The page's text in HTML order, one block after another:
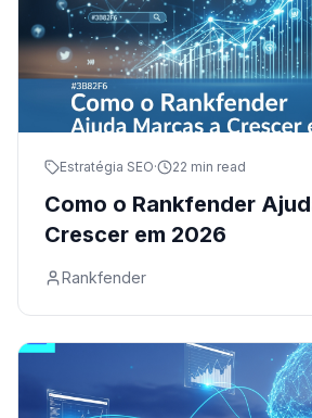
Estratégia SEO· 22 min read
Como o Rankfender
Crescer em 2026
Rankfender